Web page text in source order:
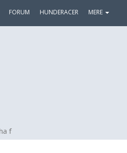
FORUM HUNDERACER MERE
f